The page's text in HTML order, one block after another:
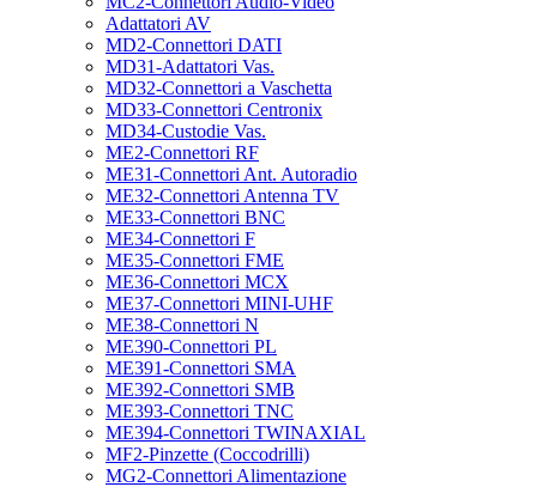
Adattatori AV
MD2-Connettori DATI
MD31-Adattatori Vas.
MD32-Connettori a Vaschetta
MD33-Connettori Centronix
MD34-Custodie Vas.
ME2-Connettori RF
ME31-Connettori Ant. Autoradio
ME32-Connettori Antenna TV
ME33-Connettori BNC
ME34-Connettori F
ME35-Connettori FME
ME36-Connettori MCX
ME37-Connettori MINI-UHF
ME38-Connettori N
ME390-Connettori PL
ME391-Connettori SMA
ME392-Connettori SMB
ME393-Connettori TNC
ME394-Connettori TWINAXIAL
MF2-Pinzette (Coccodrilli)
MG2-Connettori Alimentazione